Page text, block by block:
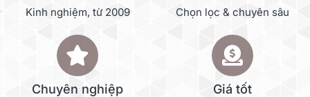
Kinh nghiệm, từ 2009 Chọn lọc & chuyên sâu
Chuyên nghiệp Giá tốt